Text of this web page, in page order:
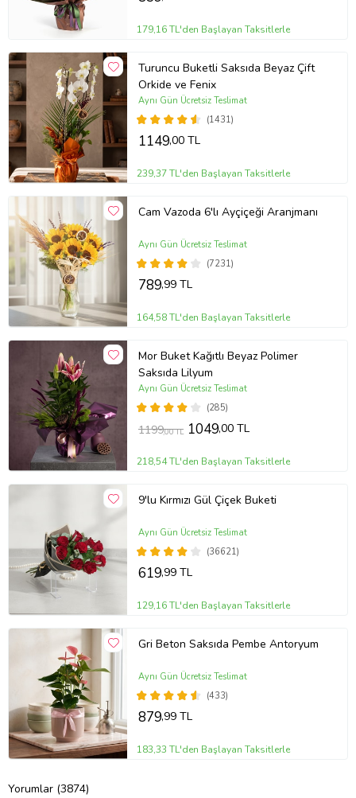
179,16 TL'den Başlayan Taksitlerle
Turuncu Buketli Saksıda Beyaz Çift
Orkide ve Fenix
(1431)
Aynı Gün Ücretsiz Teslimat
1149,00 TL
239,37 TL'den Başlayan Taksitlerle
Cam Vazoda 6'lı Ayçiçeği Aranjmanı
(7231)
Aynı Gün Ücretsiz Teslimat
789,99 TL
164,58 TL'den Başlayan Taksitlerle
Mor Buket Kağıtlı Beyaz Polimer
Saksıda Lilyum
(285)
Aynı Gün Ücretsiz Teslimat
1199,00 TL 1049,00 TL
218,54 TL'den Başlayan Taksitlerle
9'lu Kırmızı Gül Çiçek Buketi
(36621)
Aynı Gün Ücretsiz Teslimat
619,99 TL
129,16 TL'den Başlayan Taksitlerle
Gri Beton Saksıda Pembe Antoryum
(433)
Aynı Gün Ücretsiz Teslimat
879,99 TL
183,33 TL'den Başlayan Taksitlerle
Yorumlar (3874)